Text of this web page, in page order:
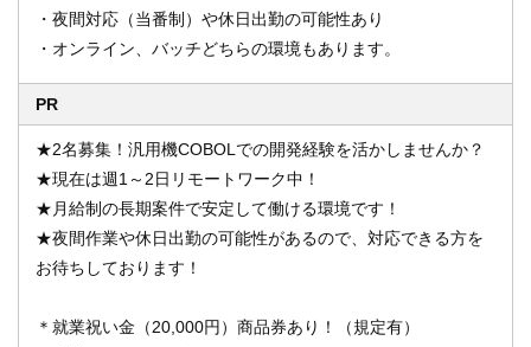
・夜間対応（当番制）や休日出勤の可能性あり
・オンライン、バッチどちらの環境もあります。
PR
★2名募集！汎用機COBOLでの開発経験を活かしませんか？
★現在は週1～2日リモートワーク中！
★月給制の長期案件で安定して働ける環境です！
★夜間作業や休日出勤の可能性があるので、対応できる方を
お待ちしております！
＊就業祝い金（20,000円）商品券あり！（規定有）